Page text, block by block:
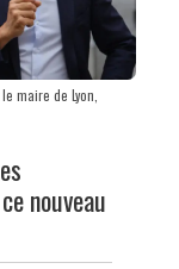
maire de Lyon,
nouveau